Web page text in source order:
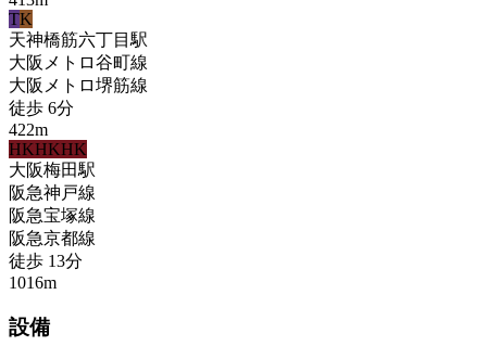
TK
天神橋筋六丁目 駅
大阪メトロ谷町線
大阪メトロ堺筋線
徒歩 6分
422m
HKHKHK
大阪梅田駅
阪急神戸線
阪急宝塚線
阪急京都線
徒歩 13分
1016m
設備